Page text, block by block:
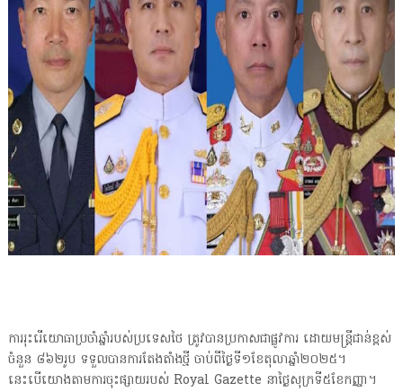
ការរុះរើយោធាប្រចាំឆ្នាំរបស់ប្រទេសថៃ ត្រូវបានប្រកាសជាផ្លូវការ ដោយមន្ត្រីជាន់ខ្ពស់
ចំនួន ៨៦២រូប ទទួលបានការតែងតាំងថ្មី ចាប់ពីថ្ងៃទី១ខែតុលាឆ្នាំ២០២៥។
នេះបើយោងតាមការចុះផ្សាយរបស់ Royal Gazette នាថ្ងៃសុក្រទី៥ខែកញ្ញា។